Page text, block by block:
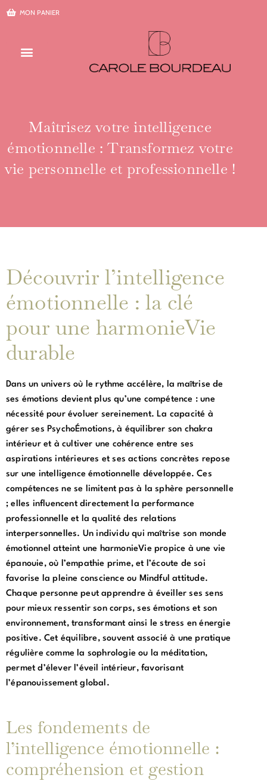
Aller
MON PANIER
Maîtrisez votre intelligence
émotionnelle : Transformez votre
vie personnelle et professionnelle !
Découvrir l’intelligence
émotionnelle : la clé
pour une harmonieVie
durable
Dans un univers où le rythme accélère, la maîtrise de
ses émotions devient plus qu’une compétence : une
nécessité pour évoluer sereinement. La capacité à
gérer ses PsychoÉmotions, à équilibrer son chakra
intérieur et à cultiver une cohérence entre ses
aspirations intérieures et ses actions concrètes repose
sur une intelligence émotionnelle développée. Ces
compétences ne se limitent pas à la sphère personnelle
; elles influencent directement la performance
professionnelle et la qualité des relations
interpersonnelles. Un individu qui maîtrise son monde
émotionnel atteint une harmonieVie propice à une vie
épanouie, où l’empathie prime, et l’écoute de soi
favorise la pleine conscience ou Mindful attitude.
Chaque personne peut apprendre à éveiller ses sens
pour mieux ressentir son corps, ses émotions et son
environnement, transformant ainsi le stress en énergie
positive. Cet équilibre, souvent associé à une pratique
régulière comme la sophrologie ou la méditation,
permet d’élever l’éveil intérieur, favorisant
l’épanouissement global.
Les fondements de
l’intelligence émotionnelle :
compréhension et gestion